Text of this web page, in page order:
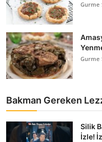
Gurme
Gurme
Bakman Gereken
Silik
İzle!